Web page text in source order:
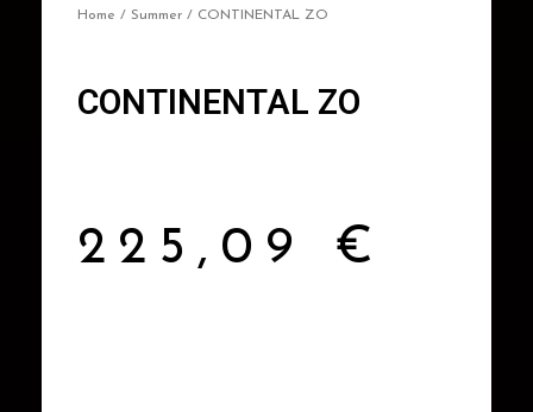
Home / Summer / CONTINENTAL ZO
CONTINENTAL ZO
225,09 €